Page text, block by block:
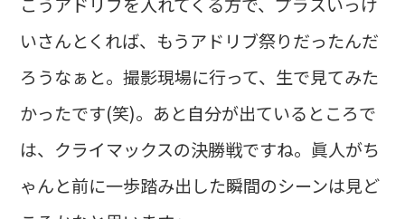
いさんとくれば、もうアドリブ祭りだったんだ
ろうなぁと。撮影現場に行って、生で見てみた
かったです(笑)。あと自分が出ているところで
は、クライマックスの決勝戦ですね。眞人がち
ゃんと前に一歩踏み出した瞬間のシーンは見ど